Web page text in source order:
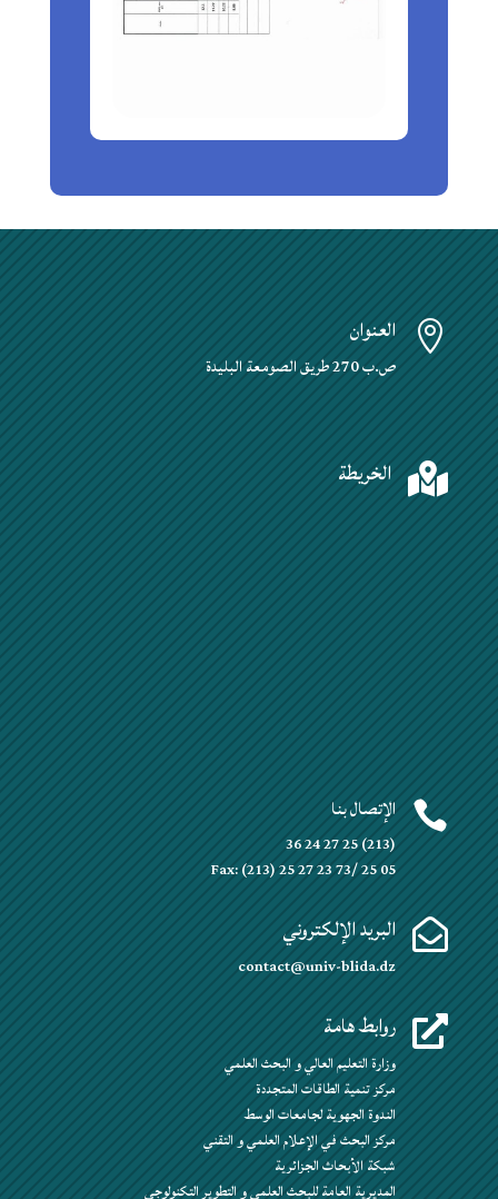
 العنوان
ص.ب 270 طريق الصومعة البليدة
 الخريطة
 الإتصال بنا
(213) 25 27 24 36
Fax: (213) 25 27 23 73/ 25 05
 البريد الإلكتروني
contact@univ-blida.dz
 روابط هامة
وزارة التعليم العالي و البحث العلمي
مركز تنمية الطاقات المتجددة
الندوة الجهوية لجامعات الوسط
مركز البحث في الإعلام العلمي و التقني
شبكة الأبحاث الجزائرية
المديرية العامة للبحث العلمي و التطوير التكنولوجي